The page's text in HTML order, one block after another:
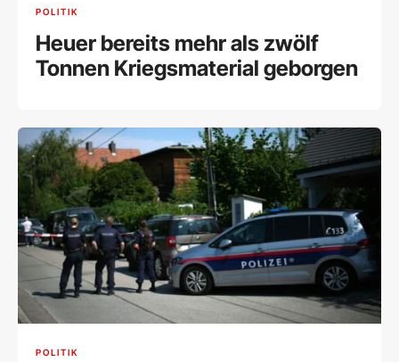
POLITIK
Heuer bereits mehr als zwölf
Tonnen Kriegsmaterial geborgen
POLITIK